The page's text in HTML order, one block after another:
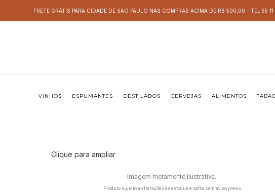
FRETE GRÁTIS PARA CIDADE DE SÃO PAULO NAS COMPRAS ACIMA DE R$ 500,00 - TEL
VINHOS ESPUMANTES DESTILADOS CERVEJAS ALIMENTOS
Clique para ampliar
Imagem meramente ilustrativa.
Produto sujeito a alterações de estoque e safra sem aviso prévio